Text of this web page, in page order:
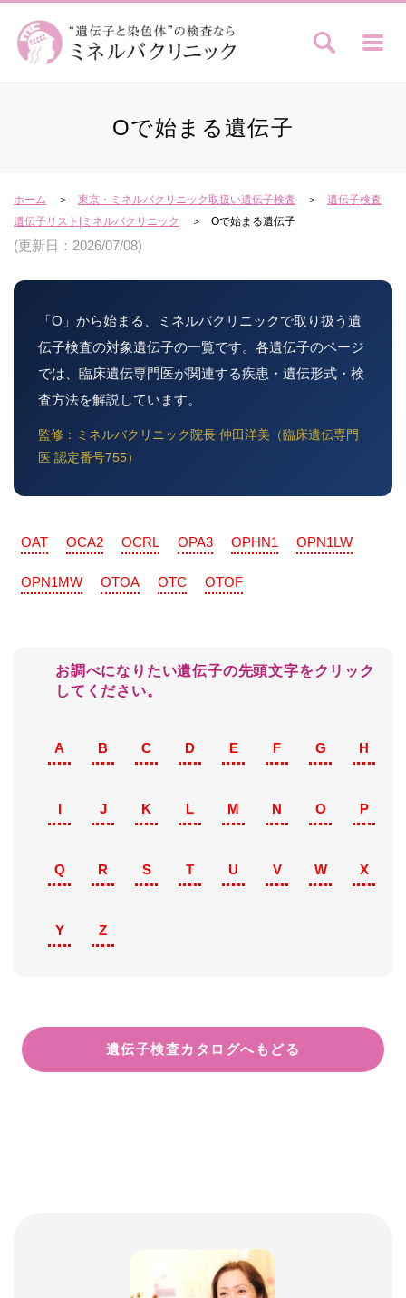
Oで始まる遺伝子
ホーム 東京・ミネルバクリニック取扱い遺伝子検査
遺伝子検査
遺伝子リスト|ミネルバクリニック
Oで始まる遺伝子
(更新日：2026/07/08)
「O」から始まる、ミネルバクリニックで取り扱う遺
伝子検査の対象遺伝子の一覧です。各遺伝子のページ
では、臨床遺伝専門医が関連する疾患・遺伝形式・検
査方法を解説しています。
監修：ミネルバクリニック院長 仲田洋美（臨床遺伝専門
医 認定番号755）
OAT OCA2 OCRL OPA3 OPHN1 OPN1LW
OPN1MW OTOA OTC OTOF
お調べになりたい遺伝子の先頭文字をクリック
してください。
A B C D E F G H
I J K L M N O P
Q R S T U V W X
Y Z
遺伝子検査カタログへもどる